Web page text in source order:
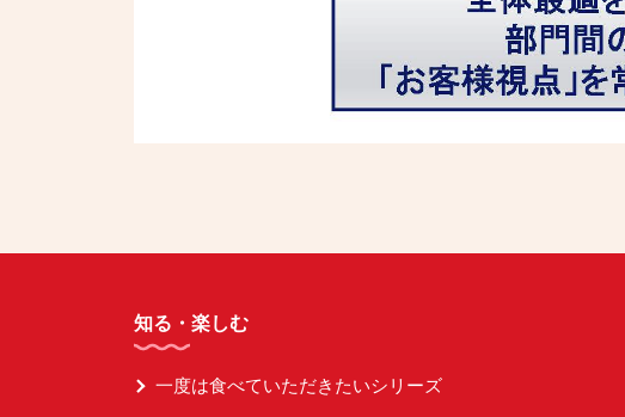
知る・楽しむ
一度は食べていただきたいシリーズ